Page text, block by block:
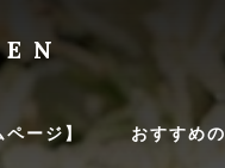
ージ】 おすすめ